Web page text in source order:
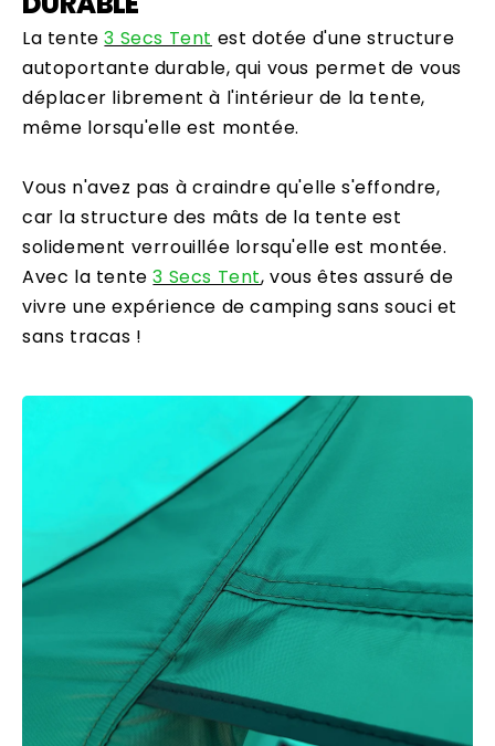
La tente3 Secs Tent est dotée d'une structure
autoportante durable, qui vous permet de vous
déplacer librement à l'intérieur de la tente,
même lorsqu'elle est montée.
Vous n'avez pas à craindre qu'elle s'effondre,
car la structure des mâts de la tente est
solidement verrouillée lorsqu'elle est montée.
Avec la tente3 Secs Tent, vous êtes assuré de
vivre une expérience de camping sans souci et
sans tracas !